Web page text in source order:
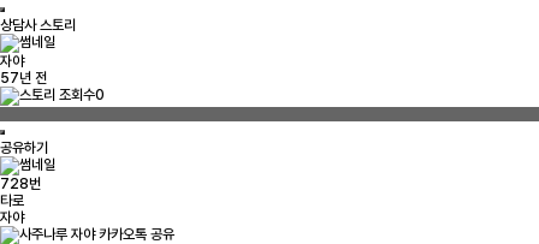
상담사 스토리
자야
57년 전
0
공유하기
728번
타로
자야